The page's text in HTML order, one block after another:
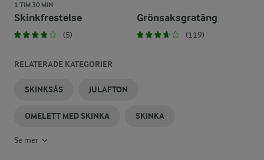
1 TIM 30 MIN
Skinkfrestelse
(5)
Grönsaksgratäng
(119)
RELATERADE KATEGORIER
SKINKSÅS JULAFTON
OMELETT MED SKINKA SKINKA
Se mer